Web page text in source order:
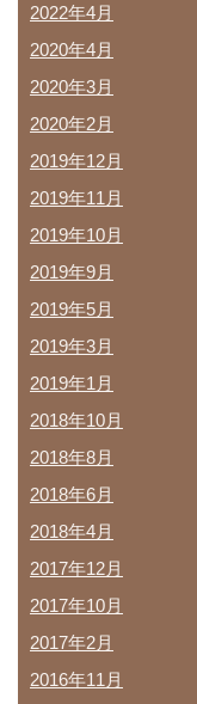
2022年4月
2020年4月
2020年3月
2020年2月
2019年12月
2019年11月
2019年10月
2019年9月
2019年5月
2019年3月
2019年1月
2018年10月
2018年8月
2018年6月
2018年4月
2017年12月
2017年10月
2017年2月
2016年11月